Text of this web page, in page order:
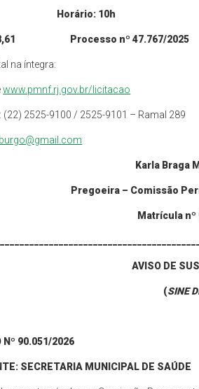
Horário: 10h
Processo nº47.767/2025
na íntegra:
www.pmnf.rj.gov.br/licitacao
2525-9100 / 2525-9101 – Ramal 289
Karla Braga
Pregoeira – Comissão
Matrícula nº
AVISO DE
(SINE
Nº 90.051/2026
SECRETARIA MUNICIPAL DE SAÚDE